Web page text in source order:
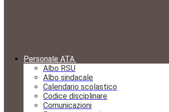
Personale ATA
Albo RSU
Albo sindacale
Calendario scolastico
Codice disciplinare
Comunicazioni